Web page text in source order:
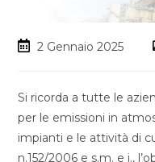
2 Gennaio 2025
Si ricorda a tutte le
per le emissioni in
impianti e le attività di
n.152/2006 e s.m. e i.,